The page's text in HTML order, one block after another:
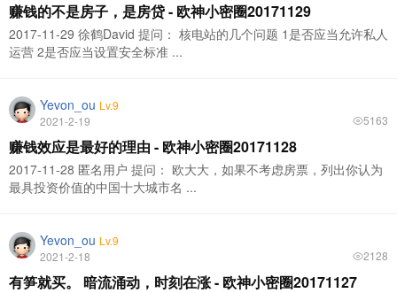
赚钱的不是房子，是房贷 - 欧神小密圈20171129
2017-11-29 徐鹤David 提问： 核电站的几个问题 1是否应当允许私人
运营 2是否应当设置安全标准 ...
Yevon_ou Lv.9
2021-2-19
5163
赚钱效应是最好的理由 - 欧神小密圈20171128
2017-11-28 匿名用户 提问： 欧大大，如果不考虑房票，列出你认为
最具投资价值的中国十大城市名 ...
Yevon_ou Lv.9
2021-2-18
2128
有笋就买。 暗流涌动，时刻在涨 - 欧神小密圈20171127